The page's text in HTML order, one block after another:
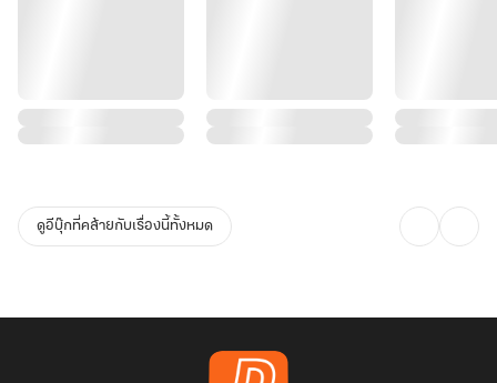
ดูอีบุ๊กที่คล้ายกับเรื่องนี้ทั้งหมด